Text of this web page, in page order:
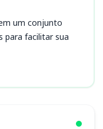
um conjunto
para facilitar sua